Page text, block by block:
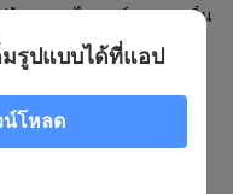
】คาเมนไรเดอร์แอคเซลสิ้น
ดีมาก!
Agito Daughter
/ คาเมนไรเดอร์อากิ
มรูปแบบได้ที่แอป
น์โหลด